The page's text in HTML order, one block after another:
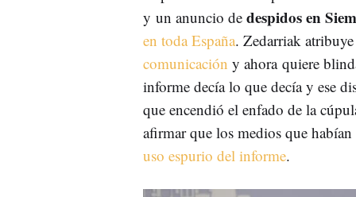
y un anuncio de despidos en
en toda España. Zedarriak
comunicación y ahora quiere
informe decía lo que decía y ese
que encendió el enfado de la
afirmar que los medios que
uso espurio del informe.